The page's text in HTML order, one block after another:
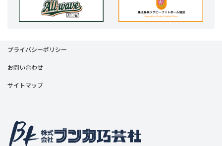
プライバシーポリシー
お問い合わせ
サイトマップ